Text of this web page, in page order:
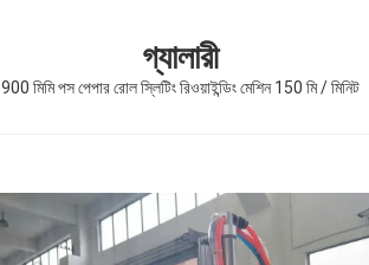
গ্যালারী
900 মিমি পস পেপার রোল স্লিটিং রিওয়াইন্ডিং মেশিন 150 মি / মিনিট